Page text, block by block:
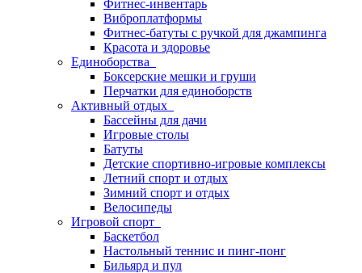
Фитнес-инвентарь
Виброплатформы
Фитнес-батуты с ручкой для джампинга
Красота и здоровье
Единоборства
Боксерские мешки и груши
Перчатки для единоборств
Активный отдых
Бассейны для дачи
Игровые столы
Батуты
Детские спортивно-игровые комплексы
Летний спорт и отдых
Зимний спорт и отдых
Велосипеды
Игровой спорт
Баскетбол
Настольный теннис и пинг-понг
Бильярд и пул